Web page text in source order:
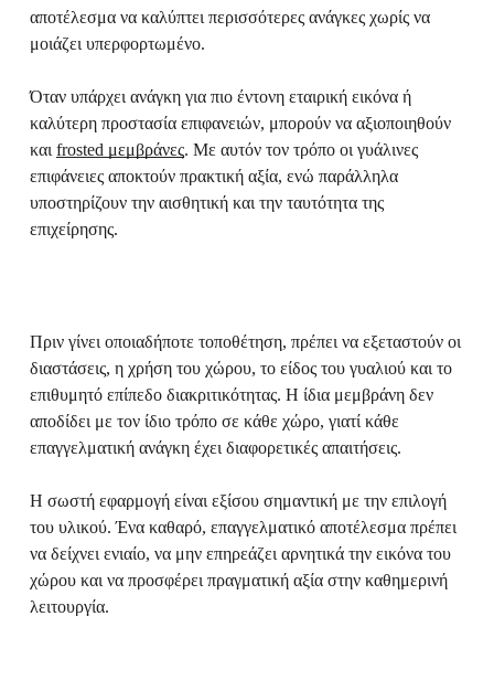
αποτέλεσμα να καλύπτει περισσότερες ανάγκες χωρίς να
μοιάζει υπερφορτωμένο.
Όταν υπάρχει ανάγκη για πιο έντονη εταιρική εικόνα ή
καλύτερη προστασία επιφανειών, μπορούν να αξιοποιηθούν
και frosted μεμβράνες. Με αυτόν τον τρόπο οι γυάλινες
επιφάνειες αποκτούν πρακτική αξία, ενώ παράλληλα
υποστηρίζουν την αισθητική και την ταυτότητα της
επιχείρησης.
Πριν γίνει οποιαδήποτε τοποθέτηση, πρέπει να εξεταστούν οι
διαστάσεις, η χρήση του χώρου, το είδος του γυαλιού και το
επιθυμητό επίπεδο διακριτικότητας. Η ίδια μεμβράνη δεν
αποδίδει με τον ίδιο τρόπο σε κάθε χώρο, γιατί κάθε
επαγγελματική ανάγκη έχει διαφορετικές απαιτήσεις.
Η σωστή εφαρμογή είναι εξίσου σημαντική με την επιλογή
του υλικού. Ένα καθαρό, επαγγελματικό αποτέλεσμα πρέπει
να δείχνει ενιαίο, να μην επηρεάζει αρνητικά την εικόνα του
χώρου και να προσφέρει πραγματική αξία στην καθημερινή
λειτουργία.